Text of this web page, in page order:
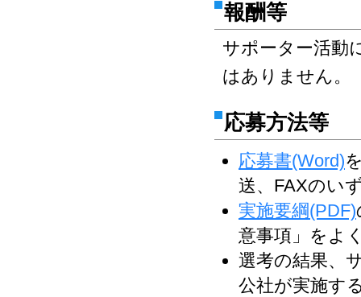
報酬等
サポーター活動
はありません。
応募方法等
応募書(Word)
送、FAXのい
実施要綱(PDF)
意事項」をよ
選考の結果、
公社が実施す